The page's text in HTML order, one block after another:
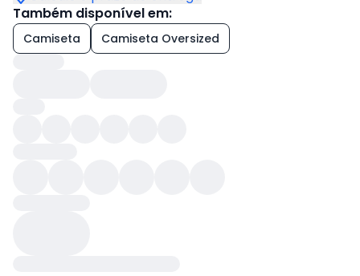
Também disponível em:
Camiseta Camiseta Oversized